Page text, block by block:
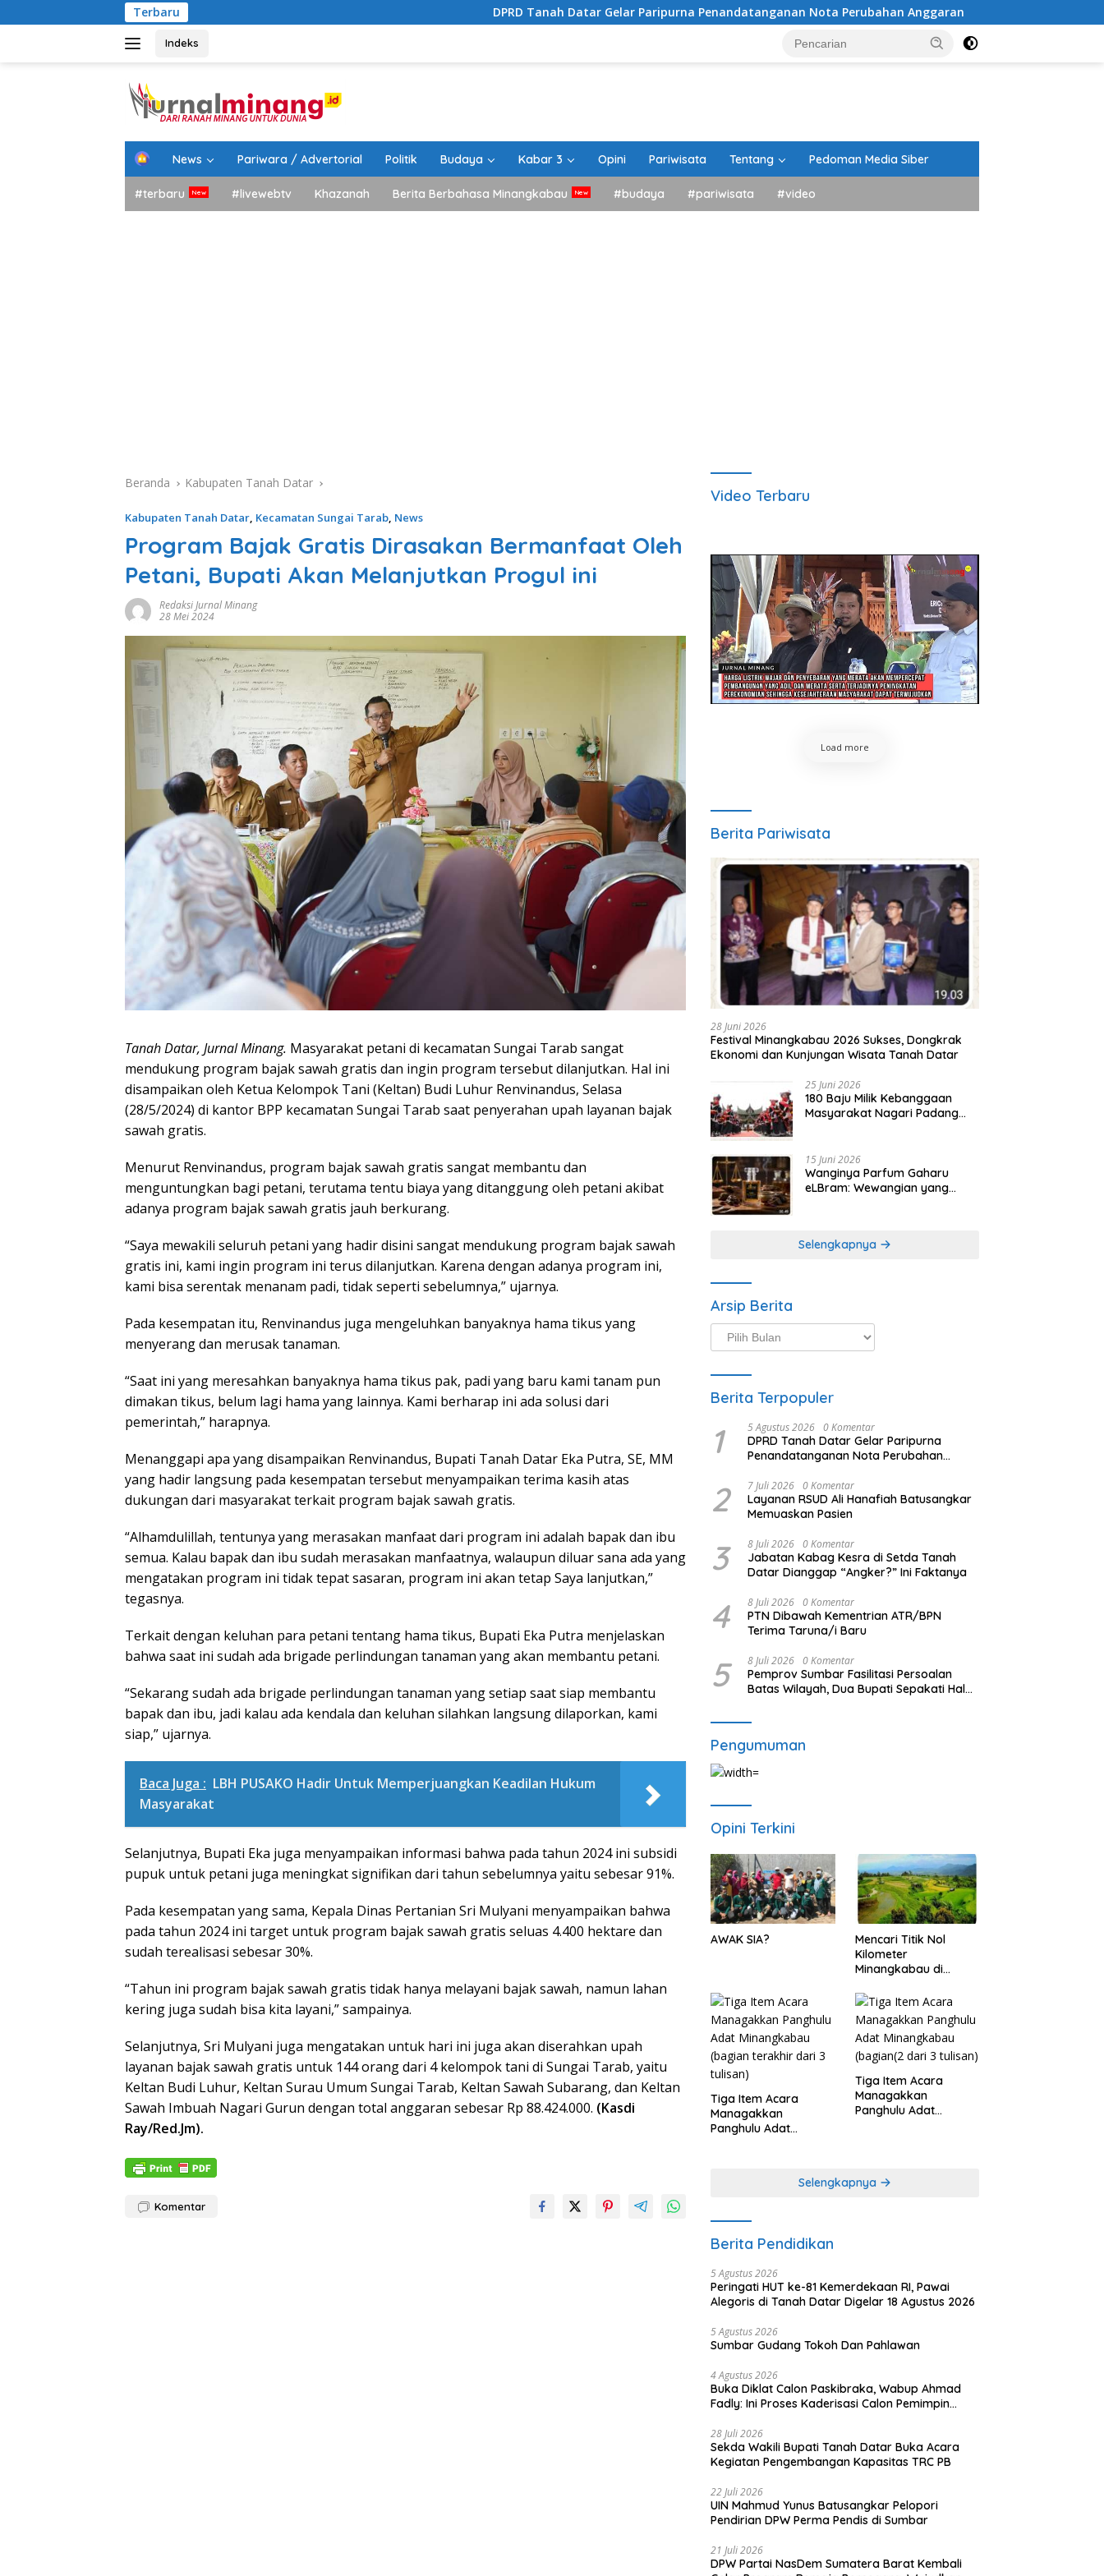
ke
Terbaru DPRD Tanah Datar Gelar Paripurna Penandatanganan Nota Perubahan Anggaran Peringati HUT ke-81
Indeks
H
m
e
News Pariwara / Advertorial Politik Budaya Kabar 3 Opini Pariwisata Tentang Pedoman Media Siber
#terbaru #livewebtv Khazanah Berita Berbahasa Minangkabau #budaya #pariwisata #video
Beranda Kabupaten Tanah Datar
Kabupaten Tanah Datar, Kecamatan Sungai Tarab, News
Program Bajak Gratis Dirasakan Bermanfaat Oleh
Petani, Bupati Akan Melanjutkan Progul ini
Redaksi Jurnal Minang
28 Mei 2024
Tanah Datar, Jurnal Minang. Masyarakat petani di kecamatan Sungai Tarab sangat
mendukung program bajak sawah gratis dan ingin program tersebut dilanjutkan. Hal ini
disampaikan oleh Ketua Kelompok Tani (Keltan) Budi Luhur Renvinandus, Selasa
(28/5/2024) di kantor BPP kecamatan Sungai Tarab saat penyerahan upah layanan bajak
sawah gratis.
Menurut Renvinandus, program bajak sawah gratis sangat membantu dan
menguntungkan bagi petani, terutama tentu biaya yang ditanggung oleh petani akibat
adanya program bajak sawah gratis jauh berkurang.
“Saya mewakili seluruh petani yang hadir disini sangat mendukung program bajak sawah
gratis ini, kami ingin program ini terus dilanjutkan. Karena dengan adanya program ini,
kami bisa serentak menanam padi, tidak seperti sebelumnya,” ujarnya.
Pada kesempatan itu, Renvinandus juga mengeluhkan banyaknya hama tikus yang
menyerang dan merusak tanaman.
“Saat ini yang meresahkan banyaknya hama tikus pak, padi yang baru kami tanam pun
dimakan tikus, belum lagi hama yang lainnya. Kami berharap ini ada solusi dari
pemerintah,” harapnya.
Menanggapi apa yang disampaikan Renvinandus, Bupati Tanah Datar Eka Putra, SE, MM
yang hadir langsung pada kesempatan tersebut menyampaikan terima kasih atas
dukungan dari masyarakat terkait program bajak sawah gratis.
“Alhamdulillah, tentunya yang merasakan manfaat dari program ini adalah bapak dan ibu
semua. Kalau bapak dan ibu sudah merasakan manfaatnya, walaupun diluar sana ada yang
mengatakan program ini tidak tepat sasaran, program ini akan tetap Saya lanjutkan,”
tegasnya.
Terkait dengan keluhan para petani tentang hama tikus, Bupati Eka Putra menjelaskan
bahwa saat ini sudah ada brigade perlindungan tanaman yang akan membantu petani.
“Sekarang sudah ada brigade perlindungan tanaman yang setiap saat siap membantu
bapak dan ibu, jadi kalau ada kendala dan keluhan silahkan langsung dilaporkan, kami
siap,” ujarnya.
Baca Juga : LBH PUSAKO Hadir Untuk Memperjuangkan Keadilan Hukum
Masyarakat
Selanjutnya, Bupati Eka juga menyampaikan informasi bahwa pada tahun 2024 ini subsidi
pupuk untuk petani juga meningkat signifikan dari tahun sebelumnya yaitu sebesar 91%.
Pada kesempatan yang sama, Kepala Dinas Pertanian Sri Mulyani menyampaikan bahwa
pada tahun 2024 ini target untuk program bajak sawah gratis seluas 4.400 hektare dan
sudah terealisasi sebesar 30%.
“Tahun ini program bajak sawah gratis tidak hanya melayani bajak sawah, namun lahan
kering juga sudah bisa kita layani,” sampainya.
Selanjutnya, Sri Mulyani juga mengatakan untuk hari ini juga akan diserahkan upah
layanan bajak sawah gratis untuk 144 orang dari 4 kelompok tani di Sungai Tarab, yaitu
Keltan Budi Luhur, Keltan Surau Umum Sungai Tarab, Keltan Sawah Subarang, dan Keltan
Sawah Imbuah Nagari Gurun dengan total anggaran sebesar Rp 88.424.000. (Kasdi
Ray/Red.Jm).
Komentar
Video Terbaru
Load more
Berita Pariwisata
28 Juni 2026
Festival Minangkabau 2026 Sukses, Dongkrak
Ekonomi dan Kunjungan Wisata Tanah Datar
25 Juni 2026
180 Baju Milik Kebanggaan
Masyarakat Nagari Padang
Minangkabau
15 Juni 2026
Wanginya Parfum Gaharu
eLBram: Wewangian yang
Selengkapnya
Arsip Berita
Arsip
Berita
Berita Terpopuler
1 5 Agustus 2026 0 Komentar
DPRD Tanah Datar Gelar Paripurna
Penandatanganan Nota Perubahan
2 7 Juli 2026 0 Komentar
Layanan RSUD Ali Hanafiah Batusangkar
Memuaskan Pasien
3 8 Juli 2026 0 Komentar
Jabatan Kabag Kesra di Setda Tanah
Datar Dianggap “Angker?” Ini Faktanya
4 8 Juli 2026 0 Komentar
PTN Dibawah Kementrian ATR/BPN
Terima Taruna/i Baru
5 8 Juli 2026 0 Komentar
Pemprov Sumbar Fasilitasi Persoalan
Batas Wilayah, Dua Bupati Sepakati Hal
Pengumuman
Opini Terkini
AWAK SIA?
Mencari Titik Nol
Kilometer
Minangkabau di
Dimanakah Lokasi
nya?
Tiga Item Acara
Managakkan
Panghulu Adat
Tiga Item Acara
Managakkan
Panghulu Adat
Selengkapnya
Berita Pendidikan
5 Agustus 2026
Peringati HUT ke-81 Kemerdekaan RI, Pawai
Alegoris di Tanah Datar Digelar 18 Agustus 2026
5 Agustus 2026
Sumbar Gudang Tokoh Dan Pahlawan
4 Agustus 2026
Buka Diklat Calon Paskibraka, Wabup Ahmad
Fadly: Ini Proses Kaderisasi Calon Pemimpin
28 Juli 2026
Sekda Wakili Bupati Tanah Datar Buka Acara
Kegiatan Pengembangan Kapasitas TRC PB
22 Juli 2026
UIN Mahmud Yunus Batusangkar Pelopori
Pendirian DPW Perma Pendis di Sumbar
21 Juli 2026
DPW Partai NasDem Sumatera Barat Kembali